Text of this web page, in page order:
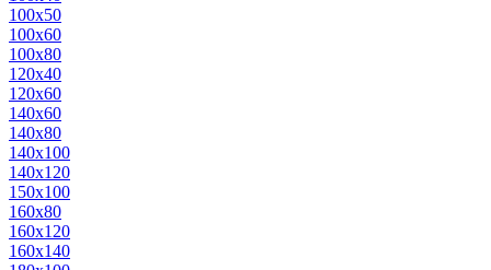
100х50
100х60
100х80
120х40
120х60
140х60
140х80
140х100
140х120
150х100
160х80
160х120
160х140